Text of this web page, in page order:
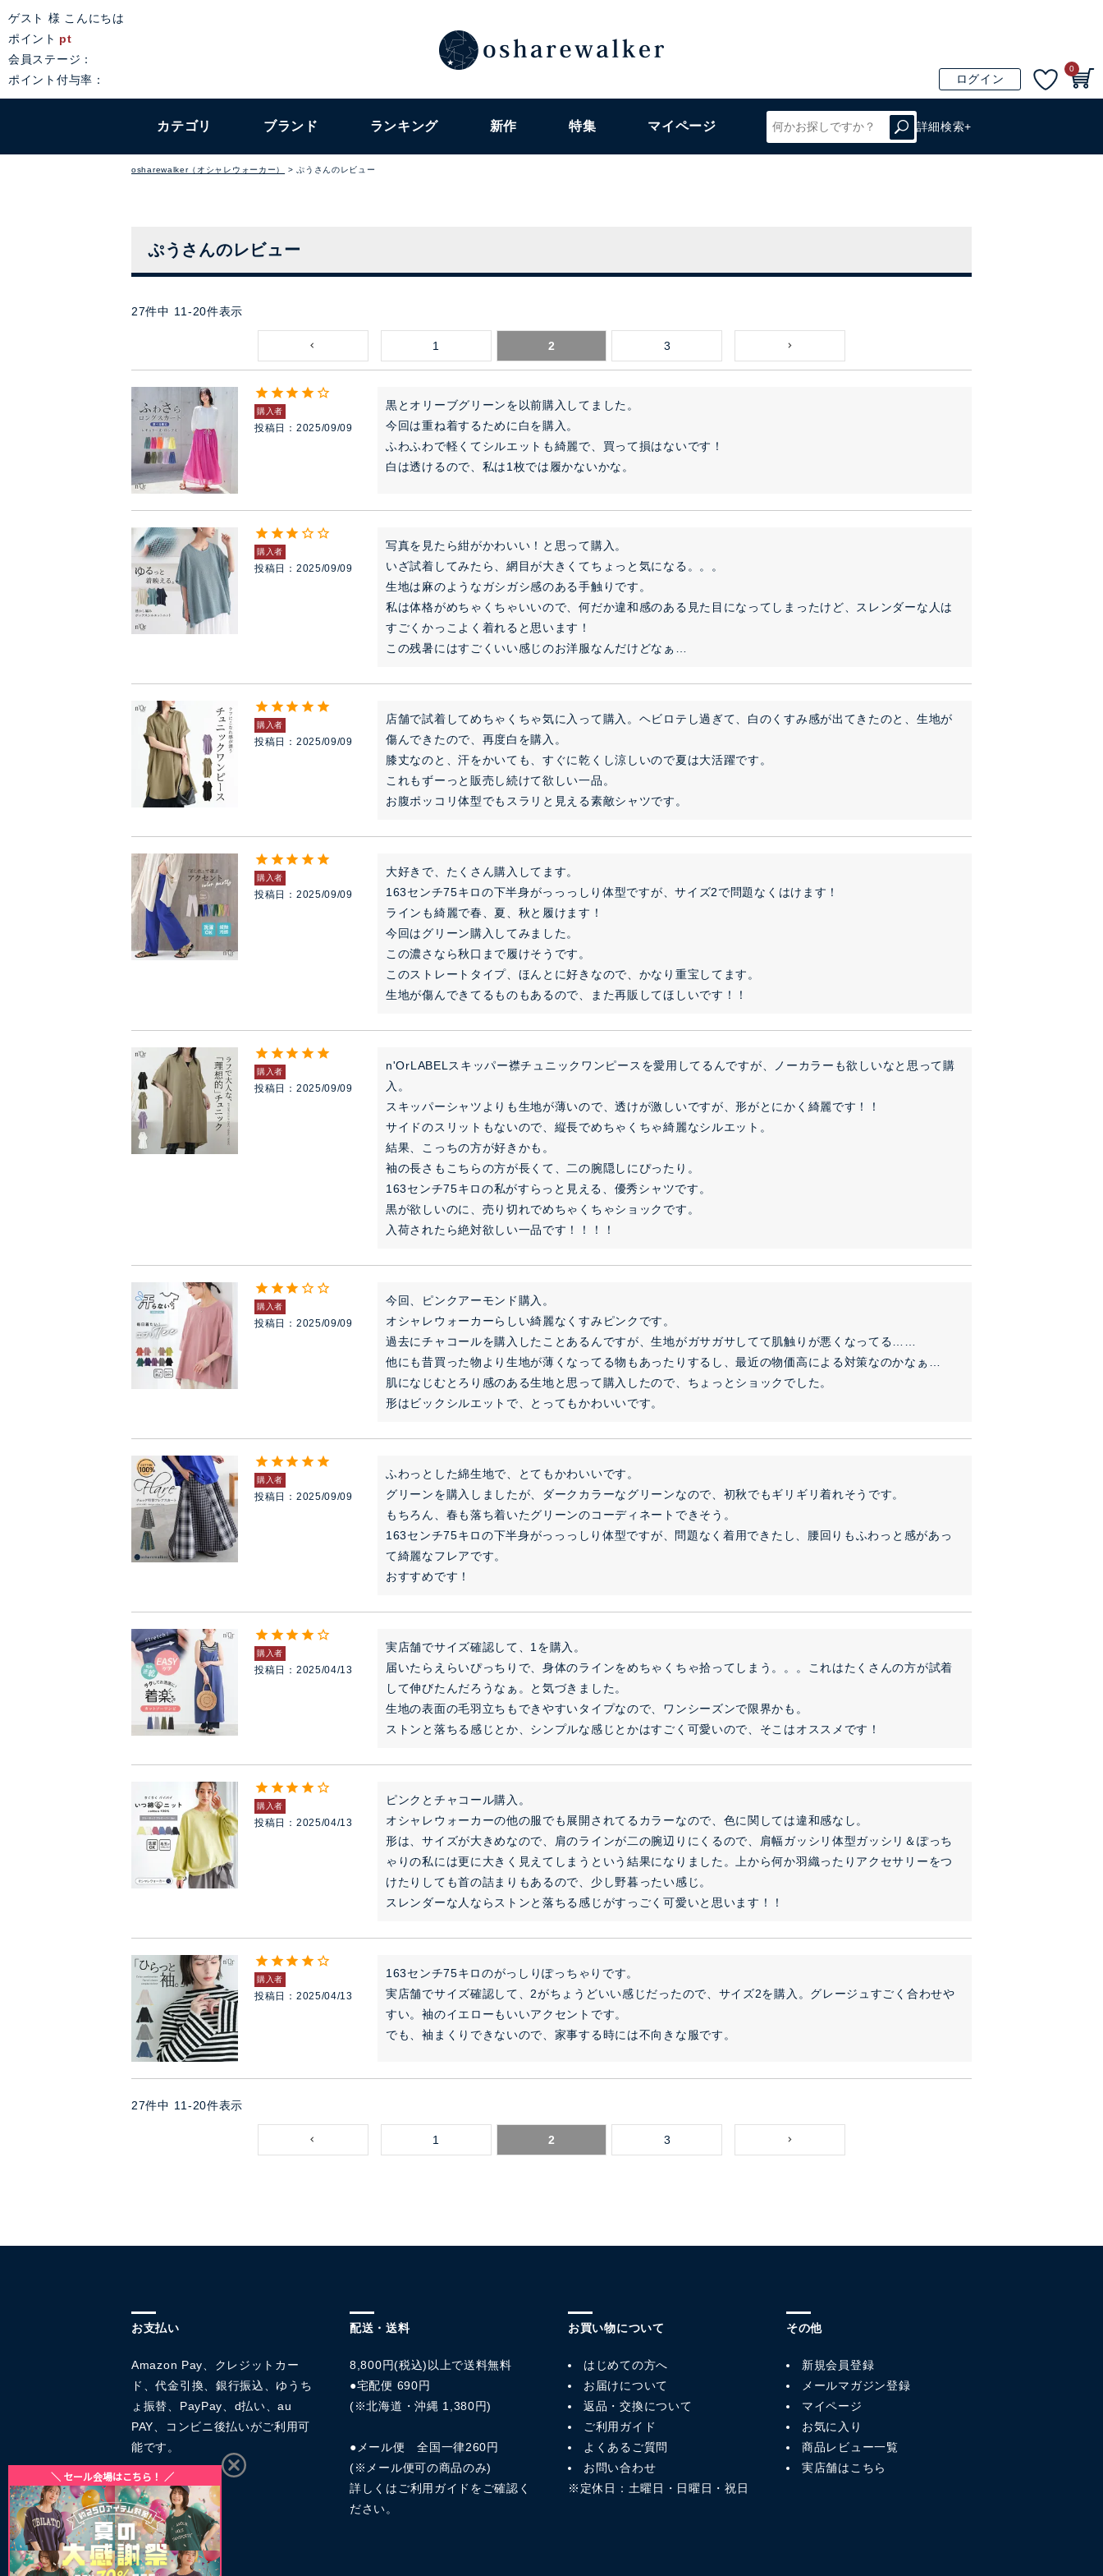
ゲスト 様 こんにちは
ポイント pt
会員ステージ：
ポイント付与率：
ログイン
0
カテゴリ ブランド ランキング 新作 特集 マイページ 詳細検索+
osharewalker（オシャレウォーカー） ぷうさんのレビュー
ぷうさんのレビュー
27件中 11 -20件表示
1 2 3
購入者
投稿日 2025/09/09
黒とオリーブグリーンを以前購入してました。
今回は重ね着するために白を購入。
ふわふわで軽くてシルエットも綺麗で、買って損はないです！
白は透けるので、私は1枚では履かないかな。
購入者
投稿日 2025/09/09
写真を見たら紺がかわいい！と思って購入。
いざ試着してみたら、網目が大きくてちょっと気になる。。。
生地は麻のようなガシガシ感のある手触りです。
私は体格がめちゃくちゃいいので、何だか違和感のある見た目になってしまったけど、スレンダーな人は
すごくかっこよく着れると思います！
この残暑にはすごくいい感じのお洋服なんだけどなぁ…
購入者
投稿日 2025/09/09
店舗で試着してめちゃくちゃ気に入って購入。ヘビロテし過ぎて、白のくすみ感が出てきたのと、生地が
傷んできたので、再度白を購入。
膝丈なのと、汗をかいても、すぐに乾くし涼しいので夏は大活躍です。
これもずーっと販売し続けて欲しい一品。
お腹ポッコリ体型でもスラリと見える素敵シャツです。
購入者
投稿日 2025/09/09
大好きで、たくさん購入してます。
163センチ75キロの下半身がっっっしり体型ですが、サイズ2で問題なくはけます！
ラインも綺麗で春、夏、秋と履けます！
今回はグリーン購入してみました。
この濃さなら秋口まで履けそうです。
このストレートタイプ、ほんとに好きなので、かなり重宝してます。
生地が傷んできてるものもあるので、また再販してほしいです！！
購入者
投稿日 2025/09/09
n'OrLABELスキッパー襟チュニックワンピースを愛用してるんですが、ノーカラーも欲しいなと思って購
入。
スキッパーシャツよりも生地が薄いので、透けが激しいですが、形がとにかく綺麗です！！
サイドのスリットもないので、縦長でめちゃくちゃ綺麗なシルエット。
結果、こっちの方が好きかも。
袖の長さもこちらの方が長くて、二の腕隠しにぴったり。
163センチ75キロの私がすらっと見える、優秀シャツです。
黒が欲しいのに、売り切れでめちゃくちゃショックです。
入荷されたら絶対欲しい一品です！！！！
購入者
投稿日 2025/09/09
今回、ピンクアーモンド購入。
オシャレウォーカーらしい綺麗なくすみピンクです。
過去にチャコールを購入したことあるんですが、生地がガサガサしてて肌触りが悪くなってる……
他にも昔買った物より生地が薄くなってる物もあったりするし、最近の物価高による対策なのかなぁ…
肌になじむとろり感のある生地と思って購入したので、ちょっとショックでした。
形はビックシルエットで、とってもかわいいです。
購入者
投稿日 2025/09/09
ふわっとした綿生地で、とてもかわいいです。
グリーンを購入しましたが、ダークカラーなグリーンなので、初秋でもギリギリ着れそうです。
もちろん、春も落ち着いたグリーンのコーディネートできそう。
163センチ75キロの下半身がっっっしり体型ですが、問題なく着用できたし、腰回りもふわっと感があっ
て綺麗なフレアです。
おすすめです！
購入者
投稿日 2025/04/13
実店舗でサイズ確認して、1を購入。
届いたらえらいぴっちりで、身体のラインをめちゃくちゃ拾ってしまう。。。これはたくさんの方が試着
して伸びたんだろうなぁ。と気づきました。
生地の表面の毛羽立ちもできやすいタイプなので、ワンシーズンで限界かも。
ストンと落ちる感じとか、シンプルな感じとかはすごく可愛いので、そこはオススメです！
購入者
投稿日 2025/04/13
ピンクとチャコール購入。
オシャレウォーカーの他の服でも展開されてるカラーなので、色に関しては違和感なし。
形は、サイズが大きめなので、肩のラインが二の腕辺りにくるので、肩幅ガッシリ体型ガッシリ＆ぽっち
ゃりの私には更に大きく見えてしまうという結果になりました。上から何か羽織ったりアクセサリーをつ
けたりしても首の詰まりもあるので、少し野暮ったい感じ。
スレンダーな人ならストンと落ちる感じがすっごく可愛いと思います！！
購入者
投稿日 2025/04/13
163センチ75キロのがっしりぽっちゃりです。
実店舗でサイズ確認して、2がちょうどいい感じだったので、サイズ2を購入。グレージュすごく合わせや
すい。袖のイエローもいいアクセントです。
でも、袖まくりできないので、家事する時には不向きな服です。
27件中 11 -20件表示
1 2 3
お支払い
Amazon Pay、クレジットカー
ド、代金引換、銀行振込、ゆうち
ょ振替、PayPay、d払い、au
PAY、コンビニ後払いがご利用可
能です。
配送・送料
8,800円(税込)以上で送料無料
●宅配便 690円
(※北海道・沖縄 1,380円)
●メール便 全国一律260円
(※メール便可の商品のみ)
詳しくは ご利用ガイド をご確認く
ださい。
お買い物について
はじめての方へ
お届けについて
返品・交換について
ご利用ガイド
よくあるご質問
お問い合わせ
※定休日：土曜日・日曜日・祝日
その他
新規会員登録
メールマガジン登録
マイページ
お気に入り
商品レビュー一覧
実店舗はこちら